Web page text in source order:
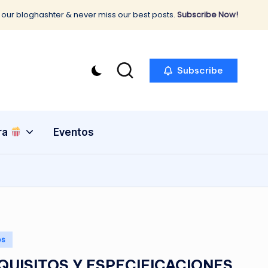
bloghashter & never miss our best posts. Subscribe Now!
Subscribe
Eventos